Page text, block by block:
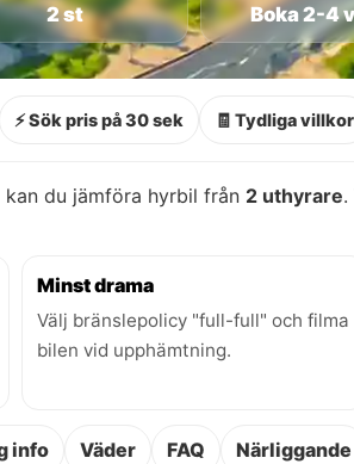
2 st Boka 2-4
⚡ Sök pris på 30 sek 🧾 Tydliga villkor
du jämföra hyrbil från 2 uthyrare.
Minst drama
Välj bränslepolicy "full-full" och filma
bilen vid upphämtning.
info Väder FAQ Närliggande